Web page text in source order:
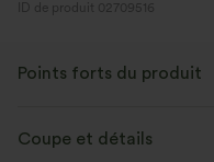
ID de produit 02709516
Points forts du produit
Coupe et détails